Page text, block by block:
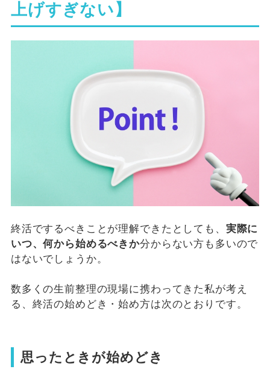
上げすぎない】
終活でするべきことが理解できたとしても、 実際に
いつ、何から始めるべきか分からない方も多いので
はないでしょうか。
数多くの生前整理の現場に携わってきた私が考え
る、終活の始めどき・始め方は次のとおりです。
思ったときが始めどき